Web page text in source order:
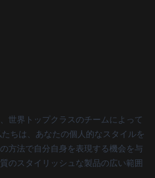
世界トップクラスのチームによって
ちは、あなたの個人的なスタイルを
方法で自分自身を表現する機会を与
のスタイリッシュな製品の広い範囲